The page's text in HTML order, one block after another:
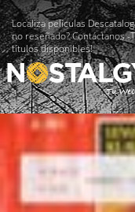
Localiza películas
no reseñado? Contáctanos
títulos disponibles!